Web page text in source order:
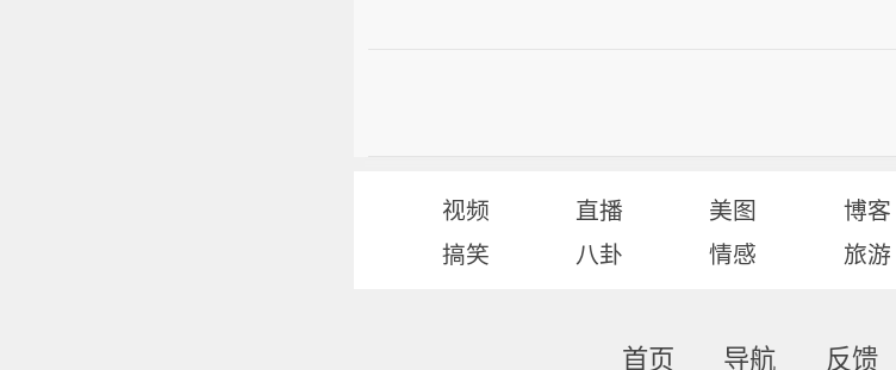
视频 直播 美图 博客
搞笑
八卦 情感 旅游
首页 导航 反馈